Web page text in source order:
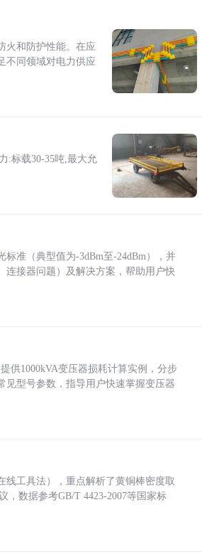
火和防护性能。在应
不同领域对电力供应
:标载30-35吨,最大允
准（典型值为-3dBm至-24dBm），并
连接器问题）及解决方案，帮助用户快
供1000kVA变压器损耗计算实例，分步
见型号参数，指导用户快速掌握变压器
工具法），重点解析了黄铜棒密度取
，数据参考GB/T 4423-2007等国家标